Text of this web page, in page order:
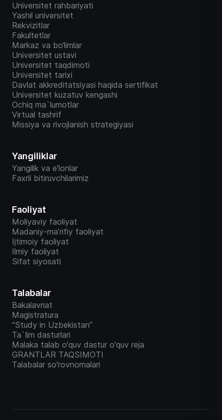
Universitet rahbariyati
Yashil universitet
Rekvizitlar
Fakultetlar
Markaz va bo‘limlar
Universitet ustavi
Universitet taqdimoti
Universitet tarixi
Davlat akkreditatsiyasi haqida sertifikat
Universitet kuzatuv kengashi
Ochiq ma`lumotlar
Virtual tashrif
Missiya va rivojlanish strategiyasi
Yangiliklar
Yangilik va e'lonlar
Faxrli bitiruvchilarimiz
Faoliyat
Moliyaviy faoliyat
Madaniy-ma’rifiy faoliyat
Ijtimoiy faoliyat
Ilmiy faoliyat
Sifat siyosati
Talabalar
Bakalavriat
Magistratura
“Study in Uzbekistan”
Ta`lim dasturlari
Malaka talab o'quv dastur o'quv reja
GRANTLAR TAQSIMOTI
Talabalar so'rovnomalari